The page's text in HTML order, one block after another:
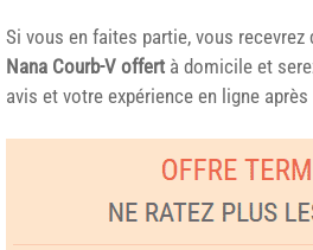
Si vous en faites partie, vous recevrez
Nana Courb-V offert à domicile et
avis et votre expérience en ligne